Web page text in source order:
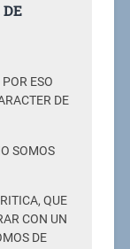
ESO
DE
SOMOS
QUE
CON UN
DE